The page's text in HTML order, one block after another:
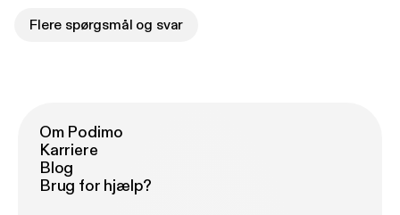
Flere spørgsmål og svar
Om Podimo
Karriere
Blog
Brug for hjælp?